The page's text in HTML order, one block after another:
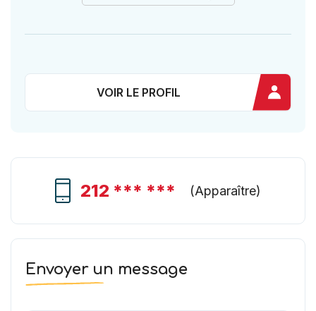
VOIR LE PROFIL
212 *** *** (Apparaître)
Envoyer un message